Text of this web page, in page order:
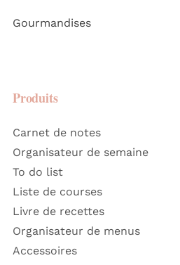
Gourmandises
Produits
Carnet de notes
Organisateur de semaine
To do list
Liste de courses
Livre de recettes
Organisateur de menus
Accessoires